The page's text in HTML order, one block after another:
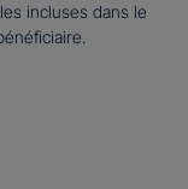
incluses dans le